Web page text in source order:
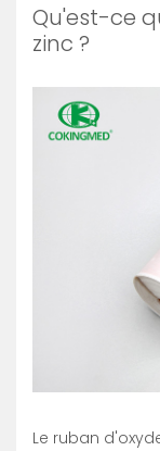
Qu'est-ce
zinc ?
Le ruban